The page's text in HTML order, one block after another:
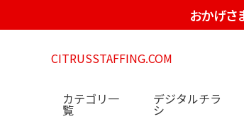
おかげさ
CITRUSSTAFFING.COM
カテゴリ一
覧
デジタルチラ
シ